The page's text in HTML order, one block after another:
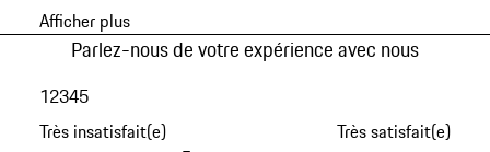
Afficher plus
Parlez-nous de votre expérience avec nous
Très insatisfait(e)
12345
Très satisfait(e)